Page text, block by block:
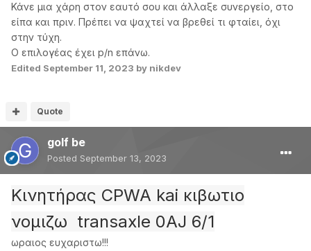
Κάνε μια χάρη στον εαυτό σου και άλλαξε συνεργείο, στο
είπα και πριν. Πρέπει να ψαχτεί να βρεθεί τι φταίει, όχι
στην τύχη.
Ο επιλογέας έχει p/n επάνω.
Edited September 11, 2023 by nikdev
Quote
golf be
Posted September 13, 2023
Κινητήρας CPWA kai κιβωτιο
νομιζω transaxle 0AJ 6/1
ωραιος ευχαριστω!!!